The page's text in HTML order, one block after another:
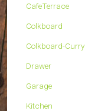
CafeTerrace
Colkboard
Colkboard-Curry
Drawer
Garage
Kitchen